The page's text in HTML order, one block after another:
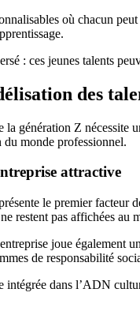
où chacun
: ces jeunes talents
des
la génération Z nécessite
monde professionnel.
attractive
le premier facteur
restent pas affichées
joue également
de responsabilité
intégrée dans l’ADN